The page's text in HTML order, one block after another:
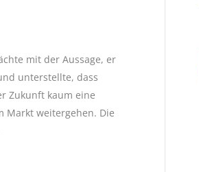
mit der Aussage, er
unterstellte, dass
Zukunft kaum eine
Markt weitergehen. Die